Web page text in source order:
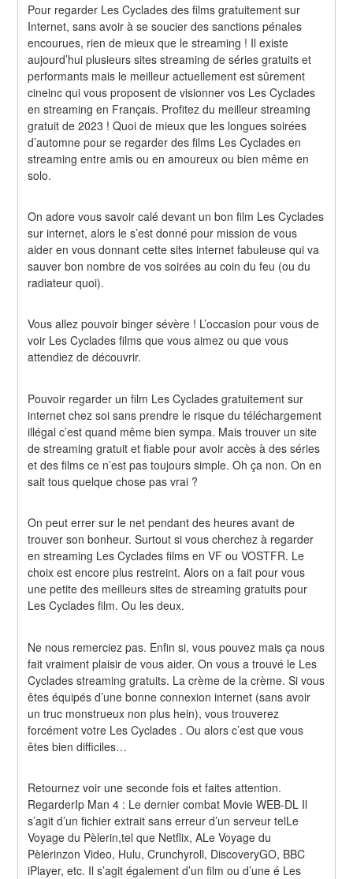
Pour regarder Les Cyclades des films gratuitement sur
Internet, sans avoir à se soucier des sanctions pénales
encourues, rien de mieux que le streaming ! Il existe
aujourd’hui plusieurs sites streaming de séries gratuits et
performants mais le meilleur actuellement est sûrement
cineinc qui vous proposent de visionner vos Les Cyclades
en streaming en Français. Profitez du meilleur streaming
gratuit de 2023 ! Quoi de mieux que les longues soirées
d’automne pour se regarder des films Les Cyclades en
streaming entre amis ou en amoureux ou bien même en
solo.
On adore vous savoir calé devant un bon film Les Cyclades
sur internet, alors le s’est donné pour mission de vous
aider en vous donnant cette sites internet fabuleuse qui va
sauver bon nombre de vos soirées au coin du feu (ou du
radiateur quoi).
Vous allez pouvoir binger sévère ! L’occasion pour vous de
voir Les Cyclades films que vous aimez ou que vous
attendiez de découvrir.
Pouvoir regarder un film Les Cyclades gratuitement sur
internet chez soi sans prendre le risque du téléchargement
illégal c’est quand même bien sympa. Mais trouver un site
de streaming gratuit et fiable pour avoir accès à des séries
et des films ce n’est pas toujours simple. Oh ça non. On en
sait tous quelque chose pas vrai ?
On peut errer sur le net pendant des heures avant de
trouver son bonheur. Surtout si vous cherchez à regarder
en streaming Les Cyclades films en VF ou VOSTFR. Le
choix est encore plus restreint. Alors on a fait pour vous
une petite des meilleurs sites de streaming gratuits pour
Les Cyclades film. Ou les deux.
Ne nous remerciez pas. Enfin si, vous pouvez mais ça nous
fait vraiment plaisir de vous aider. On vous a trouvé le Les
Cyclades streaming gratuits. La crème de la crème. Si vous
êtes équipés d’une bonne connexion internet (sans avoir
un truc monstrueux non plus hein), vous trouverez
forcément votre Les Cyclades . Ou alors c’est que vous
êtes bien difficiles…
Retournez voir une seconde fois et faites attention.
RegarderIp Man 4 : Le dernier combat Movie WEB-DL Il
s’agit d’un fichier extrait sans erreur d’un serveur telLe
Voyage du Pèlerin,tel que Netflix, ALe Voyage du
Pèlerinzon Video, Hulu, Crunchyroll, DiscoveryGO, BBC
iPlayer, etc. Il s’agit également d’un film ou d’une é Les